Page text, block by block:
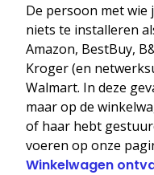
De persoon met wie
niets te installeren
Amazon, BestBuy,
Kroger (en
Walmart. In deze
maar op de
of haar hebt
voeren op onze
Winkelwagen